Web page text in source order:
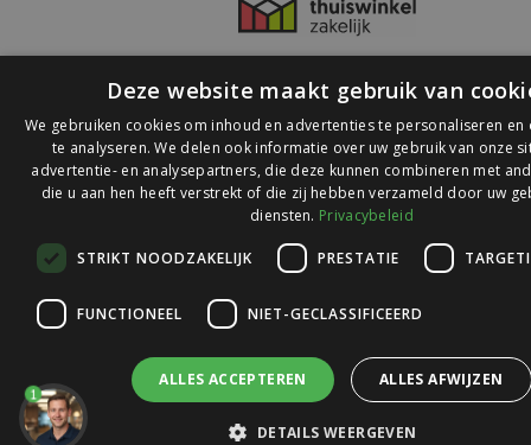
© 2026 Ledlichtdiscounter.nl
op
Webwinkelkeur
1
Deze website maakt gebruik van
We gebruiken cookies om inhoud en advertenties te personaliseren en
te analyseren. We delen ook informatie over uw gebruik van onze
advertentie- en analysepartners, die deze kunnen combineren met
die u aan hen heeft verstrekt of die zij hebben verzameld door uw
diensten. Privacybeleid
STRIKT NOODZAKELIJK PRESTATIE
FUNCTIONEEL NIET-GECLASSIFICEERD
ALLES ACCEPTEREN ALLES AFWIJZEN
DETAILS WEERGEVEN